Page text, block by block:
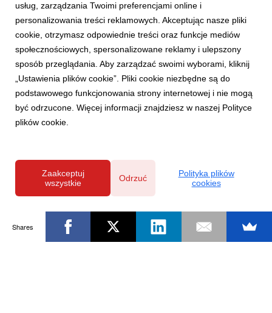
Powered by
usług, zarządzania Twoimi preferencjami online i
personalizowania treści reklamowych. Akceptując nasze pliki
cookie, otrzymasz odpowiednie treści oraz funkcje mediów
społecznościowych, spersonalizowane reklamy i ulepszony
sposób przeglądania. Aby zarządzać swoimi wyborami, kliknij
„Ustawienia plików cookie”. Pliki cookie niezbędne są do
podstawowego funkcjonowania strony internetowej i nie mogą
być odrzucone. Więcej informacji znajdziesz w naszej Polityce
plików cookie.
Zaakceptuj
wszystkie
Odrzuć
Polityka plików
cookies
Shares